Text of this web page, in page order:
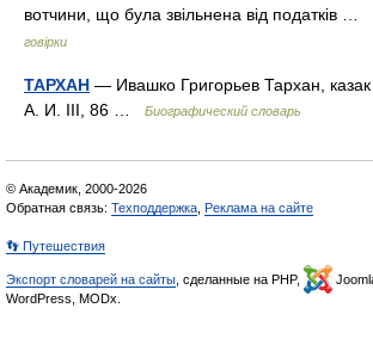
вотчини, що була звільнена від податків …
говірки
ТАРХАН — Ивашко Григорьев Тархан,
А. И. III, 86 …
Биографический словарь
© Академик, 2000-2026
Обратная связь: Техподдержка Реклама на сайте
👣 Путешествия
Экспорт словарей на сайты , сделанные на PHP,
WordPress, MODx.